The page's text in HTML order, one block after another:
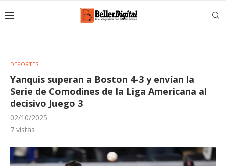
DEPORTES
Yanquis superan a Boston 4-3 y envían la
Serie de Comodines de la Liga Americana al
decisivo Juego 3
02/10/2025
7 vistas